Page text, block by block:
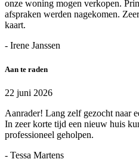
onze woning mogen verkopen.
afspraken werden nagekomen.
kaart.
- Irene Janssen
Aan te raden
22 juni 2026
Aanrader! Lang zelf gezocht naar
In zeer korte tijd een nieuw huis
professioneel geholpen.
- Tessa Martens